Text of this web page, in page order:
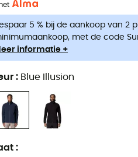
5 % bij de aankoop van 2
met de code
informatie +
: Blue Illusion
: